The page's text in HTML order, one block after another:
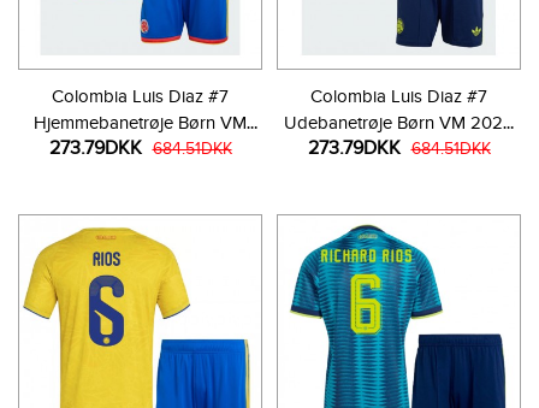
Colombia Luis Diaz #7
Hjemmebanetrøje Børn VM
2026 Kortærmet (+ Korte
273.79DKK 684.51DKK
Colombia Luis Diaz #7
Udebanetrøje Børn VM 2026
Kortærmet (+ Korte bukser)
273.79DKK 684.51DKK